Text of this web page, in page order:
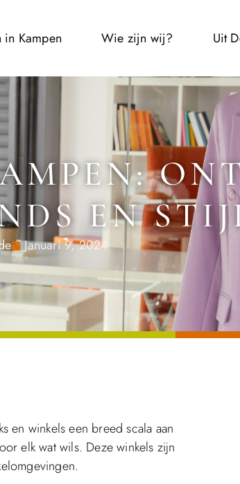
Kampen Wie zijn wij? Uit
EN
Januari 9, 2024
en winkels een breed scala aan
elk wat wils. Deze winkels zijn